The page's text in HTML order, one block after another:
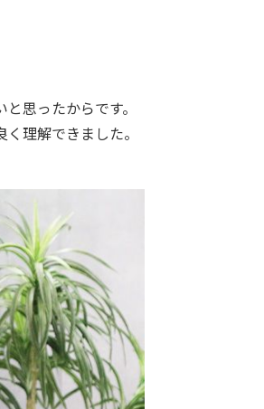
思ったからです。
理解できました。